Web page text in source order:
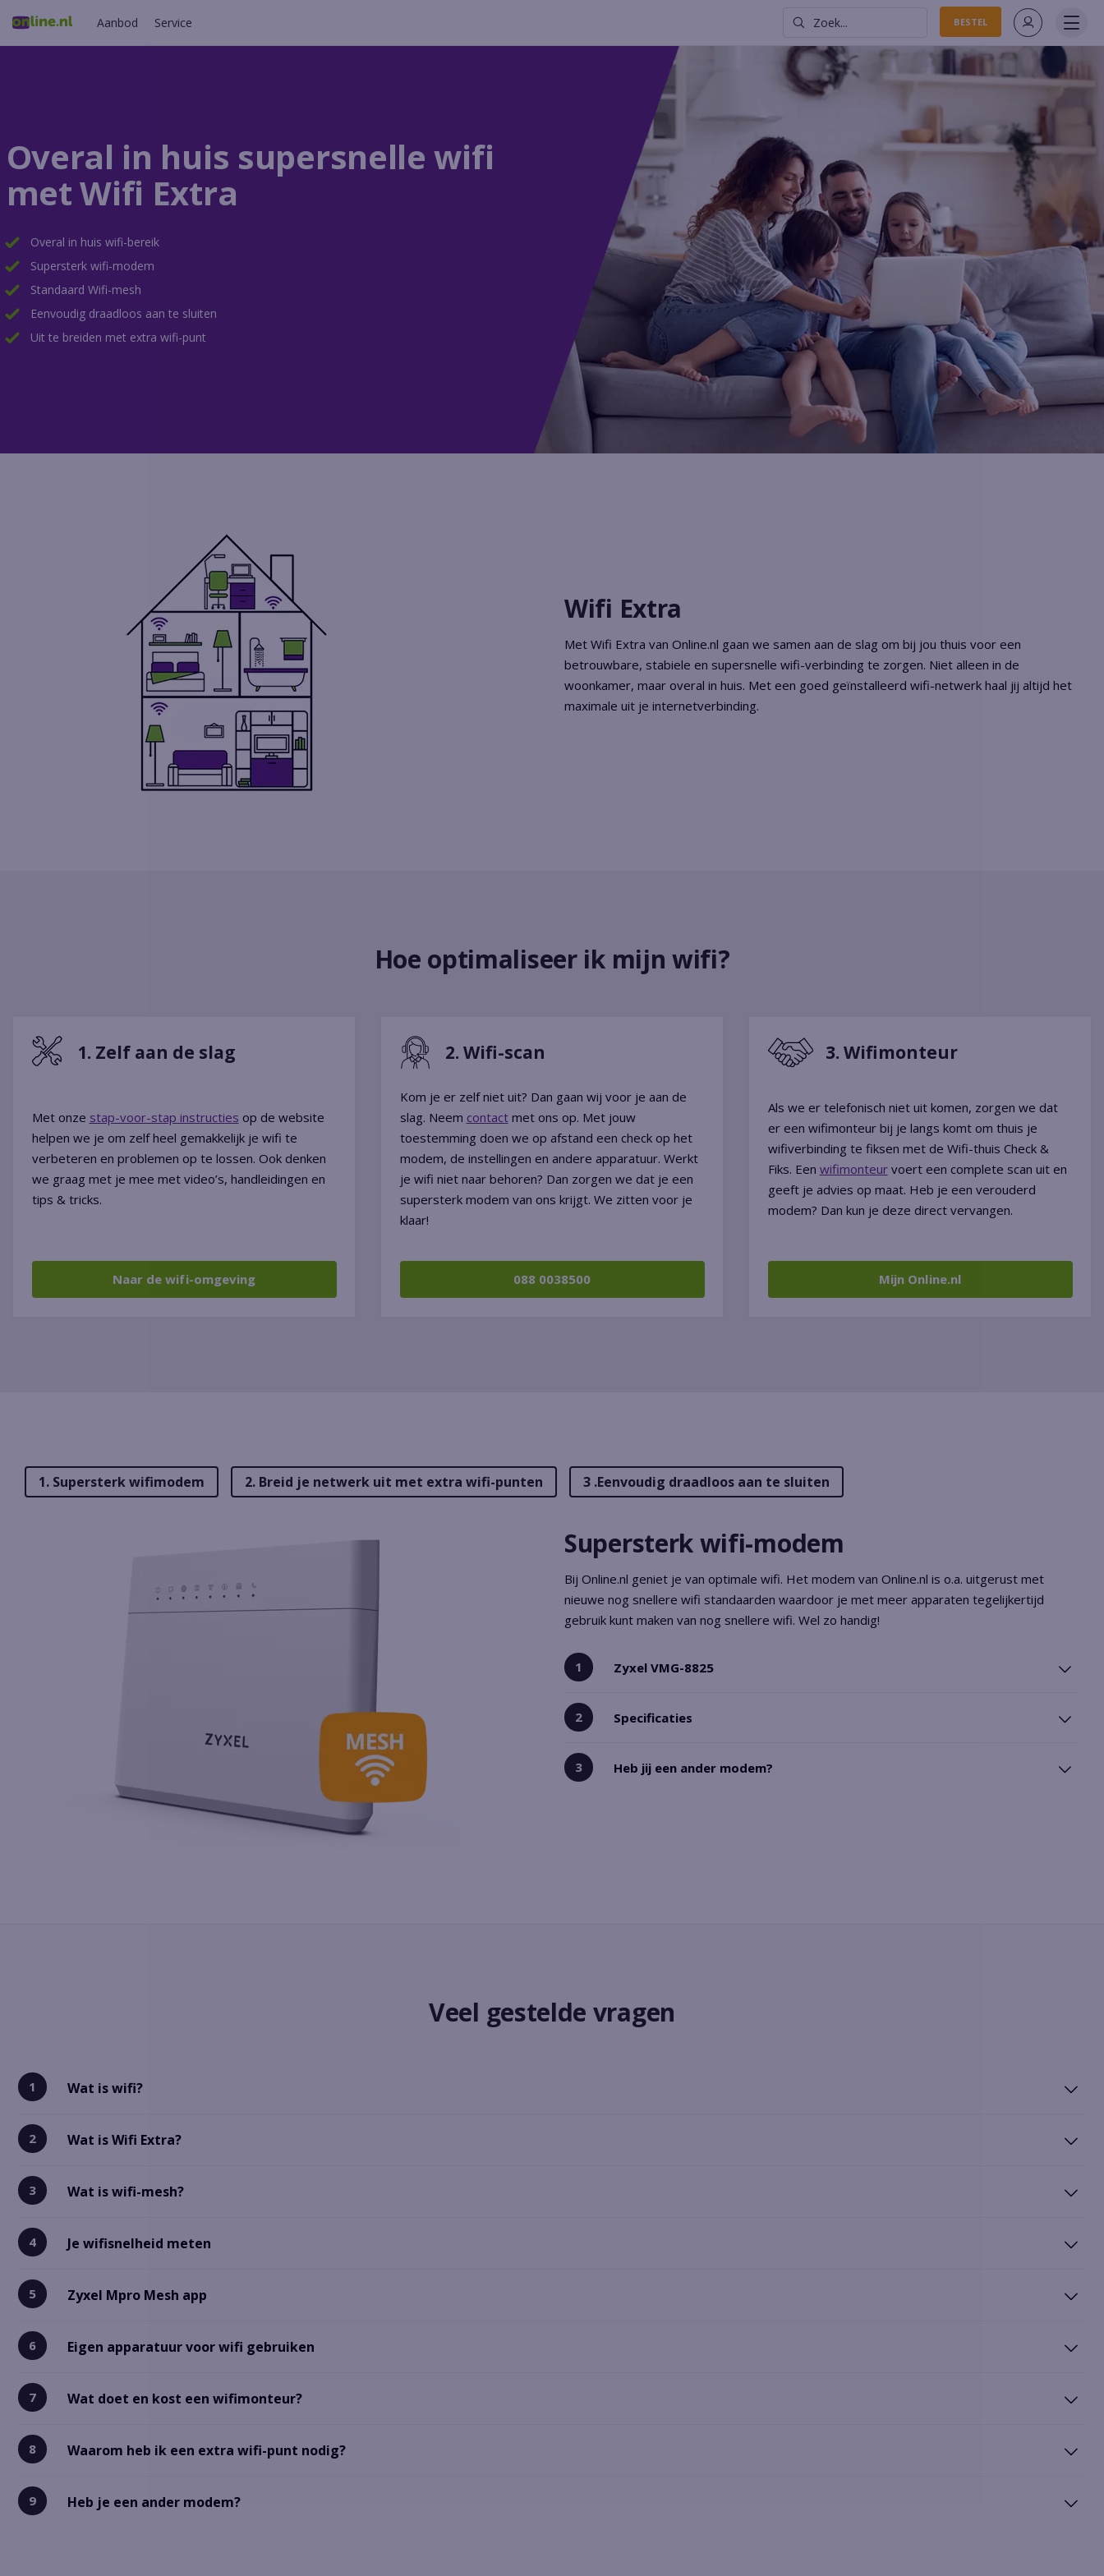
Aanbod Service Zoek... BESTEL
Overal in huis supersnelle wifi
met Wifi Extra
Overal in huis wifi-bereik
Supersterk wifi-modem
Standaard Wifi-mesh
Eenvoudig draadloos aan te sluiten
Uit te breiden met extra wifi-punt
Wifi Extra
Met Wifi Extra van Online.nl gaan we samen aan de slag om bij jou thuis voor een
betrouwbare, stabiele en supersnelle wifi-verbinding te zorgen. Niet alleen in de
woonkamer, maar overal in huis. Met een goed geïnstalleerd wifi-netwerk haal jij altijd het
maximale uit je internetverbinding.
Hoe optimaliseer ik mijn wifi?
1. Zelf aan de slag
Met onze stap-voor-stap instructies op de website
helpen we je om zelf heel gemakkelijk je wifi te
verbeteren en problemen op te lossen. Ook denken
we graag met je mee met video’s, handleidingen en
tips & tricks.
Naar de wifi-omgeving
2. Wifi-scan
Kom je er zelf niet uit? Dan gaan wij voor je aan de
slag. Neem contactmet ons op. Met jouw
toestemming doen we op afstand een check op het
modem, de instellingen en andere apparatuur. Werkt
je wifi niet naar behoren? Dan zorgen we dat je een
supersterk modem van ons krijgt. We zitten voor je
klaar!
088 0038500
3. Wifimonteur
Als we er telefonisch niet uit komen, zorgen we dat
er een wifimonteur bij je langs komt om thuis je
wifiverbinding te fiksen met de Wifi-thuis Check &
Fiks. Een wifimonteurvoert een complete scan uit en
geeft je advies op maat. Heb je een verouderd
modem? Dan kun je deze direct vervangen.
Mijn Online.nl
1. Supersterk wifimodem 2. Breid je netwerk uit met extra wifi-punten 3 .Eenvoudig draadloos aan te sluiten
Supersterk wifi-modem
Bij Online.nl geniet je van optimale wifi. Het modem van Online.nl is o.a. uitgerust met
nieuwe nog snellere wifi standaarden waardoor je met meer apparaten tegelijkertijd
gebruik kunt maken van nog snellere wifi. Wel zo handig!
Zyxel VMG-8825
Specificaties
Heb jij een ander modem?
Veel gestelde vragen
Wat is wifi?
Wat is Wifi Extra?
Wat is wifi-mesh?
Je wifisnelheid meten
Zyxel Mpro Mesh app
Eigen apparatuur voor wifi gebruiken
Wat doet en kost een wifimonteur?
Waarom heb ik een extra wifi-punt nodig?
Heb je een ander modem?